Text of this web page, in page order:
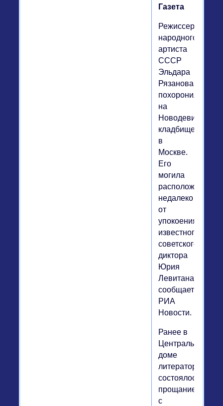
Газета
Режиссера,
народного
артиста
СССР
Эльдара
Рязанова
похоронили
на
Новодевичьем
кладбище
в
Москве.
Его
могила
расположена
недалеко
от
упокоения
известного
советского
диктора
Юрия
Левитана,
сообщает
РИА
Новости.
Ранее в
Центральном
доме
литераторов
состоялось
прощание
с